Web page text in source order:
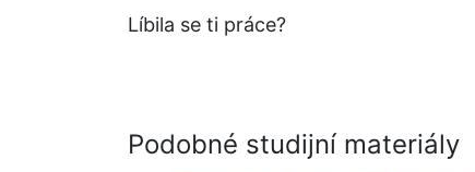
Líbila se ti práce?
Podobné studijní materiály